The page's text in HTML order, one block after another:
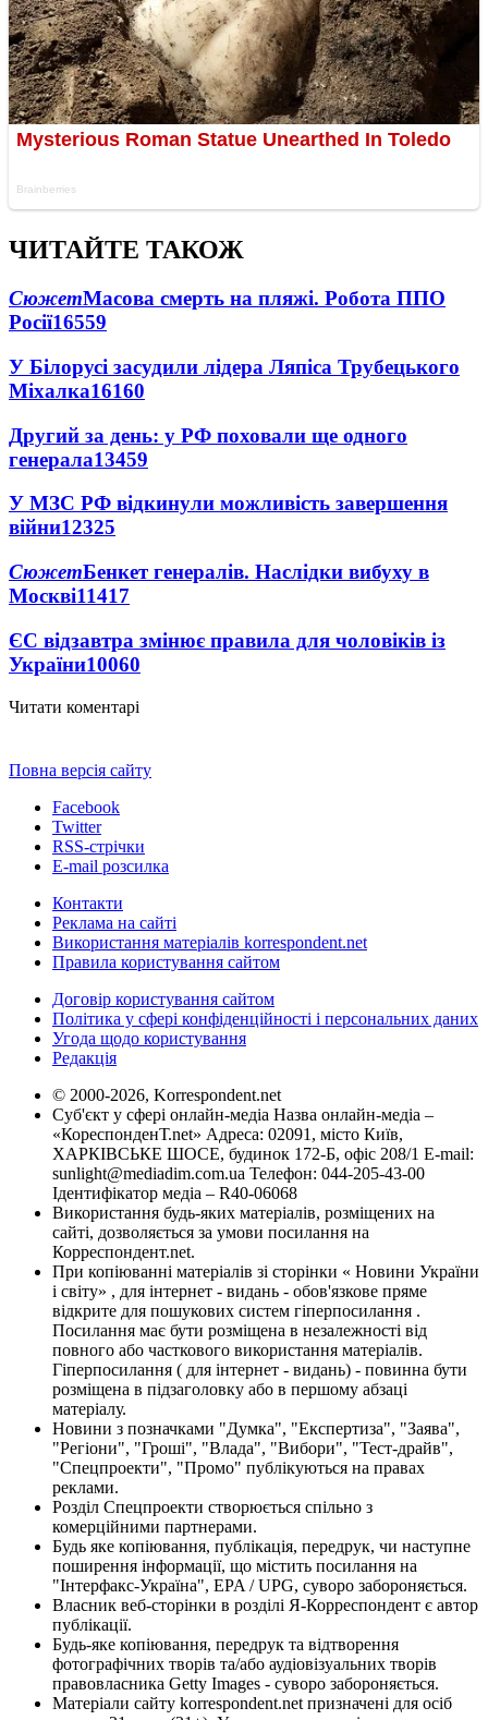
ЧИТАЙТЕ ТАКОЖ
СюжетМасова смерть на пляжі. Робота ППО
Росії16559
У Білорусі засудили лідера Ляпіса Трубецького
Міхалка16160
Другий за день: у РФ поховали ще одного
генерала13459
У МЗС РФ відкинули можливість завершення
війни12325
СюжетБенкет генералів. Наслідки вибуху в
Москві11417
ЄС відзавтра змінює правила для чоловіків із
України10060
Читати коментарі
Повна версія сайту
Facebook
Twitter
RSS-стрічки
E-mail розсилка
Контакти
Реклама на сайті
Використання матеріалів korrespondent.net
Правила користування сайтом
Договір користування сайтом
Політика у сфері конфіденційності і персональних даних
Угода щодо користування
Редакція
© 2000-2026, Korrespondent.net
Суб'єкт у сфері онлайн-медіа Назва онлайн-медіа –
«КореспонденТ.net» Адреса: 02091, місто Київ,
ХАРКІВСЬКЕ ШОСЕ, будинок 172-Б, офіс 208/1 E-mail:
sunlight@mediadim.com.ua Телефон: 044-205-43-00
Ідентифікатор медіа – R40-06068
Використання будь-яких матеріалів, розміщених на
сайті, дозволяється за умови посилання на
Корреспондент.net.
При копіюванні матеріалів зі сторінки « Новини України
і світу» , для інтернет - видань - обов'язкове пряме
відкрите для пошукових систем гіперпосилання .
Посилання має бути розміщена в незалежності від
повного або часткового використання матеріалів.
Гіперпосилання ( для інтернет - видань) - повинна бути
розміщена в підзаголовку або в першому абзаці
матеріалу.
Новини з позначками "Думка", "Експертиза", "Заява",
"Регіони", "Гроші", "Влада", "Вибори", "Тест-драйв",
"Спецпроекти", "Промо" публікуються на правах
реклами.
Розділ Спецпроекти створюється спільно з
комерційними партнерами.
Будь яке копіювання, публікація, передрук, чи наступне
поширення інформації, що містить посилання на
"Інтерфакс-Україна", EPA / UPG, суворо забороняється.
Власник веб-сторінки в розділі Я-Корреспондент є автор
публікації.
Будь-яке копіювання, передрук та відтворення
фотографічних творів та/або аудіовізуальних творів
правовласника Getty Images - суворо забороняється.
Матеріали сайту korrespondent.net призначені для осіб